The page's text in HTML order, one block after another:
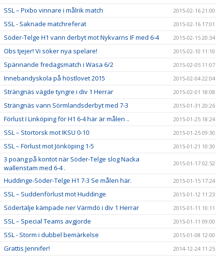
SSL – Pixbo vinnare i målrik match 2015-02-16 21:00
SSL - Saknade matchreferat 2015-02-16 17:01
Söder-Telge H1 vann derbyt mot Nykvarns IF med 6-4 2015-02-15 20:34
Obs tjejer! Vi söker nya spelare! 2015-02-10 11:10
Spännande fredagsmatch i Wasa 6/2 2015-02-05 11:07
Innebandyskola på höstlovet 2015 2015-02-04 22:04
Strängnäs vägde tyngre i div 1 Herrar 2015-02-01 18:08
Strängnäs vann Sörmlandsderbyt med 7-3 2015-01-31 20:26
Förlust I Linköping för H1 6-4 här är målen .. 2015-01-25 18:24
SSL – Stortorsk mot IKSU 0-10 2015-01-25 09:30
SSL – Förlust mot Jönköping 1-5 2015-01-21 10:30
3 poäng på kontot när Söder-Telge slog Nacka
wallenstam med 6-4 .
2015-01-17 02:52
Huddinge-Söder-Telge H1 7-3 Se målen här. 2015-01-15 17:24
SSL – Suddenförlust mot Huddinge 2015-01-12 11:23
Södertälje kämpade ner Värmdö i div 1 Herrar 2015-01-11 10:11
SSL – Special Teams avgjorde 2015-01-11 09:00
SSL - Storm i dubbel bemärkelse 2015-01-08 12:00
Grattis Jennifer! 2014-12-24 11:25